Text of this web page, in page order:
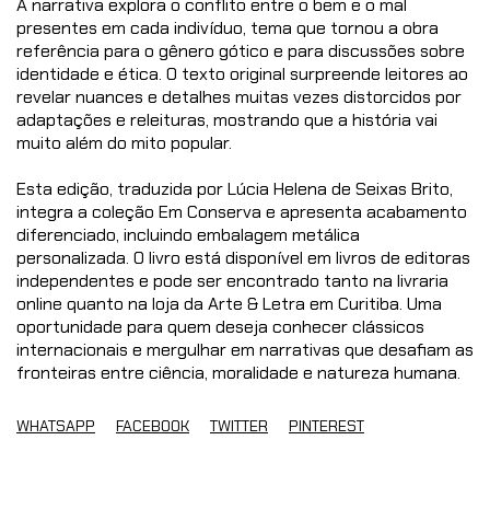
A narrativa explora o conflito entre o bem e o mal
presentes em cada indivíduo, tema que tornou a obra
referência para o gênero gótico e para discussões sobre
identidade e ética. O texto original surpreende leitores ao
revelar nuances e detalhes muitas vezes distorcidos por
adaptações e releituras, mostrando que a história vai
muito além do mito popular.
Esta edição, traduzida por Lúcia Helena de Seixas Brito,
integra a coleção Em Conserva e apresenta acabamento
diferenciado, incluindo embalagem metálica
personalizada. O livro está disponível em livros de editoras
independentes e pode ser encontrado tanto na livraria
online quanto na loja da Arte & Letra em Curitiba. Uma
oportunidade para quem deseja conhecer clássicos
internacionais e mergulhar em narrativas que desafiam as
fronteiras entre ciência, moralidade e natureza humana.
WHATSAPP FACEBOOK TWITTER PINTEREST